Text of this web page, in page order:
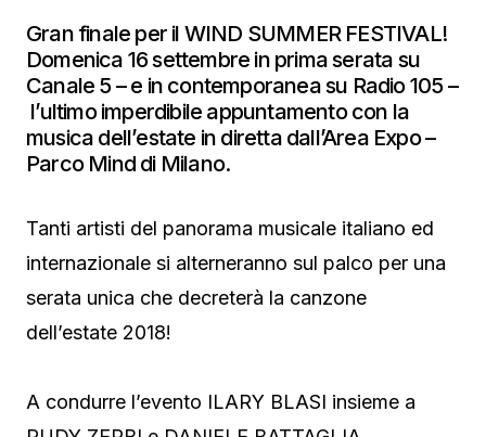
Gran finale per il WIND SUMMER FESTIVAL!
Domenica 16 settembre in prima serata su
Canale 5 – e in contemporanea su Radio 105 –
l’ultimo imperdibile appuntamento con la
musica dell’estate in diretta dall’Area Expo –
Parco Mind di Milano.
Tanti artisti del panorama musicale italiano ed
internazionale si alterneranno sul palco per una
serata unica che decreterà la canzone
dell’estate 2018!
A condurre l’evento ILARY BLASI insieme a